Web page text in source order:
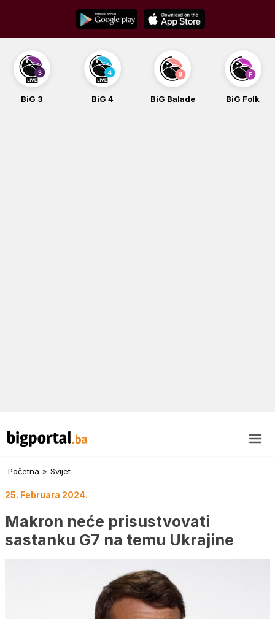
content
BiG 4 BiG Balade BiG Folk BiG iG
Početna » Svijet
25. Februara 2024.
Makron neće prisustvovati
sastanku G7 na temu Ukrajine